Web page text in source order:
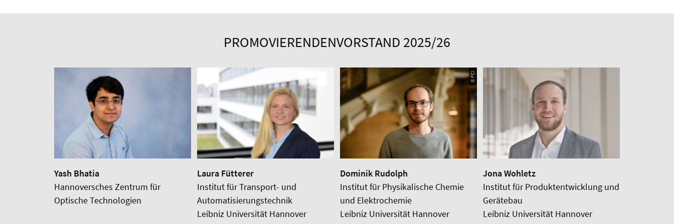
PROMOVIERENDENVORSTAND 2025/26
Yash Bhatia
Hannoversches Zentrum für
Optische Technologien
Laura Fütterer
Institut für Transport- und
Automatisierungstechnik
Leibniz Universität Hannover
© PCI
Dominik Rudolph
Institut für Physikalische Chemie
und Elektrochemie
Leibniz Universität Hannover
Jona Wohletz
Institut für Produktentwicklung und
Gerätebau
Leibniz Universität Hannover